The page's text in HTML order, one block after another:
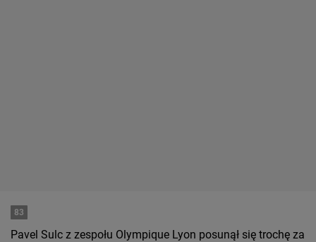
83
Pavel Sulc z zespołu Olympique Lyon posunął się trochę za